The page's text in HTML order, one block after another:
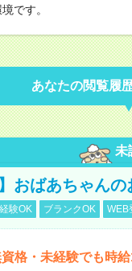
です。
あなたの閲覧履
未
おばあちゃん
験OK ブランクOK WEB
・未経験でも時給